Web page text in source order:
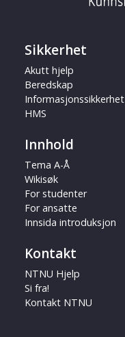
Sikkerhet
Akutt hjelp
Beredskap
Informasjonssikkerhet
HMS
Innhold
Tema A-Å
Wikisøk
For studenter
For ansatte
Innsida introduksjon
Kontakt
NTNU Hjelp
Si fra!
Kontakt NTNU